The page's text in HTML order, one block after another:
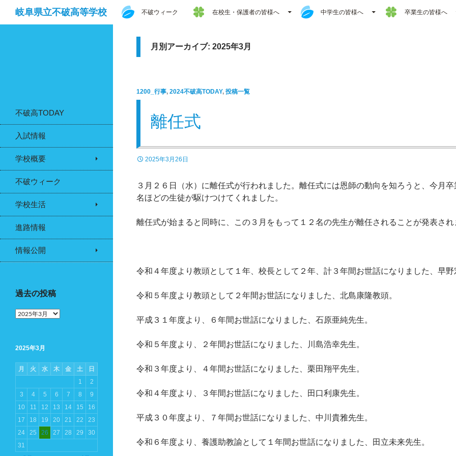
岐阜県立不破高等学校
コンテンツへスキップ
不破ウィーク 在校生・保護者の皆様へ 中学生の皆様へ 卒業生の皆様へ
月別アーカイブ: 2025年3月
1200_行事, 2024不破高TODAY, 投稿一覧
離任式
2025年3月26日
３月２６日（水）に離任式が行われました。離任式には恩師の動向を知ろうと、今月
名ほどの生徒が駆けつけてくれました。
離任式が始まると同時に、この３月をもって１２名の先生が離任されることが発表され
令和４年度より教頭として１年、校長として２年、計３年間お世話になりました、早野
令和５年度より教頭として２年間お世話になりました、北島康隆教頭。
平成３１年度より、６年間お世話になりました、石原亜純先生。
令和５年度より、２年間お世話になりました、川島浩幸先生。
令和３年度より、４年間お世話になりました、栗田翔平先生。
令和４年度より、３年間お世話になりました、田口利康先生。
平成３０年度より、７年間お世話になりました、中川貴雅先生。
令和６年度より、養護助教諭として１年間お世話になりました、田立未来先生。
不破高TODAY
入試情報
学校概要
不破ウィーク
学校生活
進路情報
情報公開
過去の投稿
過
稿
2025年3月
月 火 水 木 金 土
日
1
2
3
4 5 6 7 8
9
10
11 12 13 14 15
16
17
18 19 20 21 22
23
24
25 26 27 28 29
30
31